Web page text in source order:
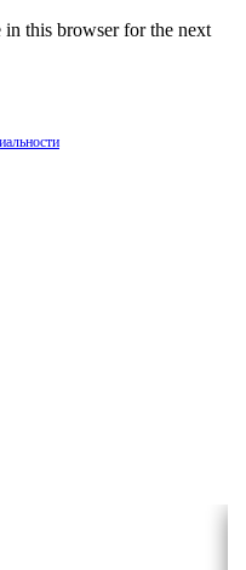
in this browser for the next